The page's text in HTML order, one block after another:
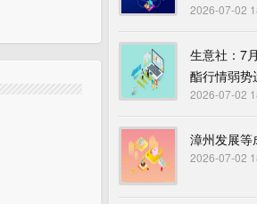
2026-07-02
生意社：7
酯行情弱势
2026-07-02
漳州发展等
2026-07-02